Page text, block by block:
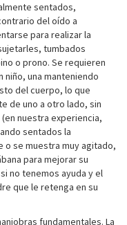
sentados,
del oído a
para realizar la
tumbados
o prono. Se requieren
niño, una manteniendo
del cuerpo, lo que
de uno a otro lado, sin
nuestra experiencia,
sentados la
o se muestra muy agitado,
para mejorar su
no tenemos ayuda y el
que le retenga en su
fundamentales. La